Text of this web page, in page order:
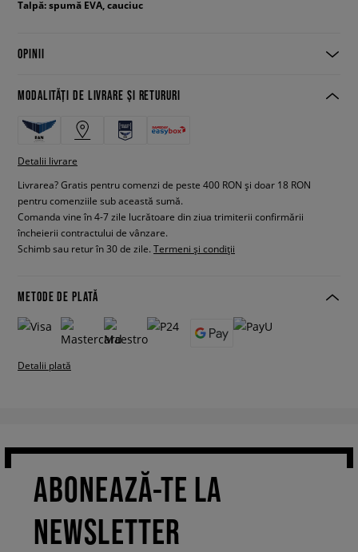
Talpă: spumă EVA, cauciuc
OPINII
MODALITĂȚI DE LIVRARE ȘI RETURURI
Detalii livrare
Livrarea? Gratis pentru comenzi de peste 400 RON și doar 18 RON
pentru comenziile sub această sumă.
Comanda vine în 4-7 zile lucrătoare din ziua trimiterii confirmării
încheierii contractului de vânzare.
Schimb sau retur în 30 de zile. Termeni și condiții
METODE DE PLATĂ
Detalii plată
ABONEAZĂ-TE LA
NEWSLETTER